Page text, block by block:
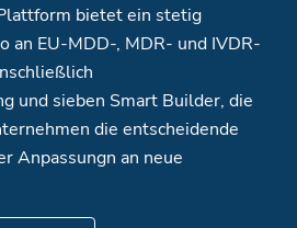
bietet ein stetig
an EU-MDD-, MDR- und IVDR-
und sieben Smart Builder, die
die entscheidende
Anpassungn an neue